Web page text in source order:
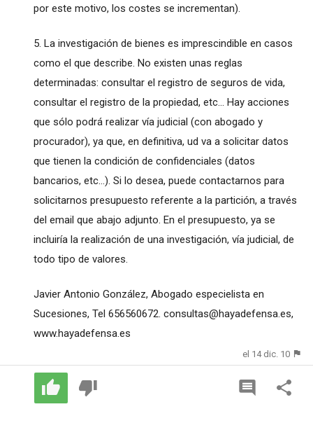
por este motivo, los costes se incrementan).
5. La investigación de bienes es imprescindible en casos
como el que describe. No existen unas reglas
determinadas: consultar el registro de seguros de vida,
consultar el registro de la propiedad, etc... Hay acciones
que sólo podrá realizar vía judicial (con abogado y
procurador), ya que, en definitiva, ud va a solicitar datos
que tienen la condición de confidenciales (datos
bancarios, etc...). Si lo desea, puede contactarnos para
solicitarnos presupuesto referente a la partición, a través
del email que abajo adjunto. En el presupuesto, ya se
incluiría la realización de una investigación, vía judicial, de
todo tipo de valores.
Javier Antonio González, Abogado especielista en
Sucesiones, Tel 656560672. consultas@hayadefensa.es,
www.hayadefensa.es
el 14 dic. 10